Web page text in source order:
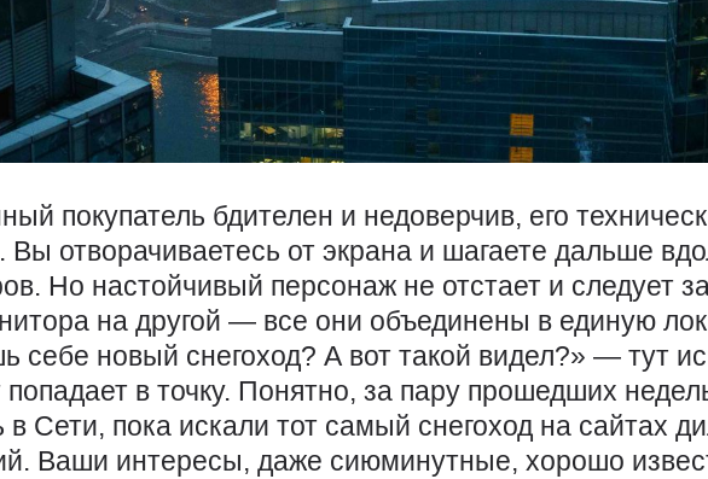
покупатель бдителен и недоверчив, его
Вы отворачиваетесь от экрана и шагаете дальше
Но настойчивый персонаж не отстает и следует
на другой — ​все они объединены в единую
себе новый снегоход? А вот такой видел?» — ​тут
попадает в точку. Понятно, за пару прошедших
в Сети, пока искали тот самый снегоход на сайтах
Ваши интересы, даже сиюминутные, хорошо